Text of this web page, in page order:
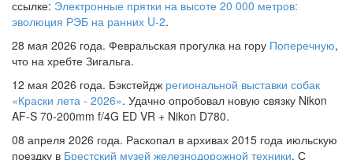
ссылке: Электронные прятки на высоте 20 000 метров:
эволюция РЭБ на ранних U-2.
28 мая 2026 года. Февральская прогулка на гору Поперечную,
что на хребте Зигальга.
12 мая 2026 года. Бэкстейдж региональной выставки собак
«Краски лета - 2026». Удачно опробовал новую связку Nikon
AF-S 70-200mm f/4G ED VR + Nikon D780.
08 апреля 2026 года. Раскопал в архивах 2015 года июльскую
поездку в Брестский музей железнодорожной техники. С